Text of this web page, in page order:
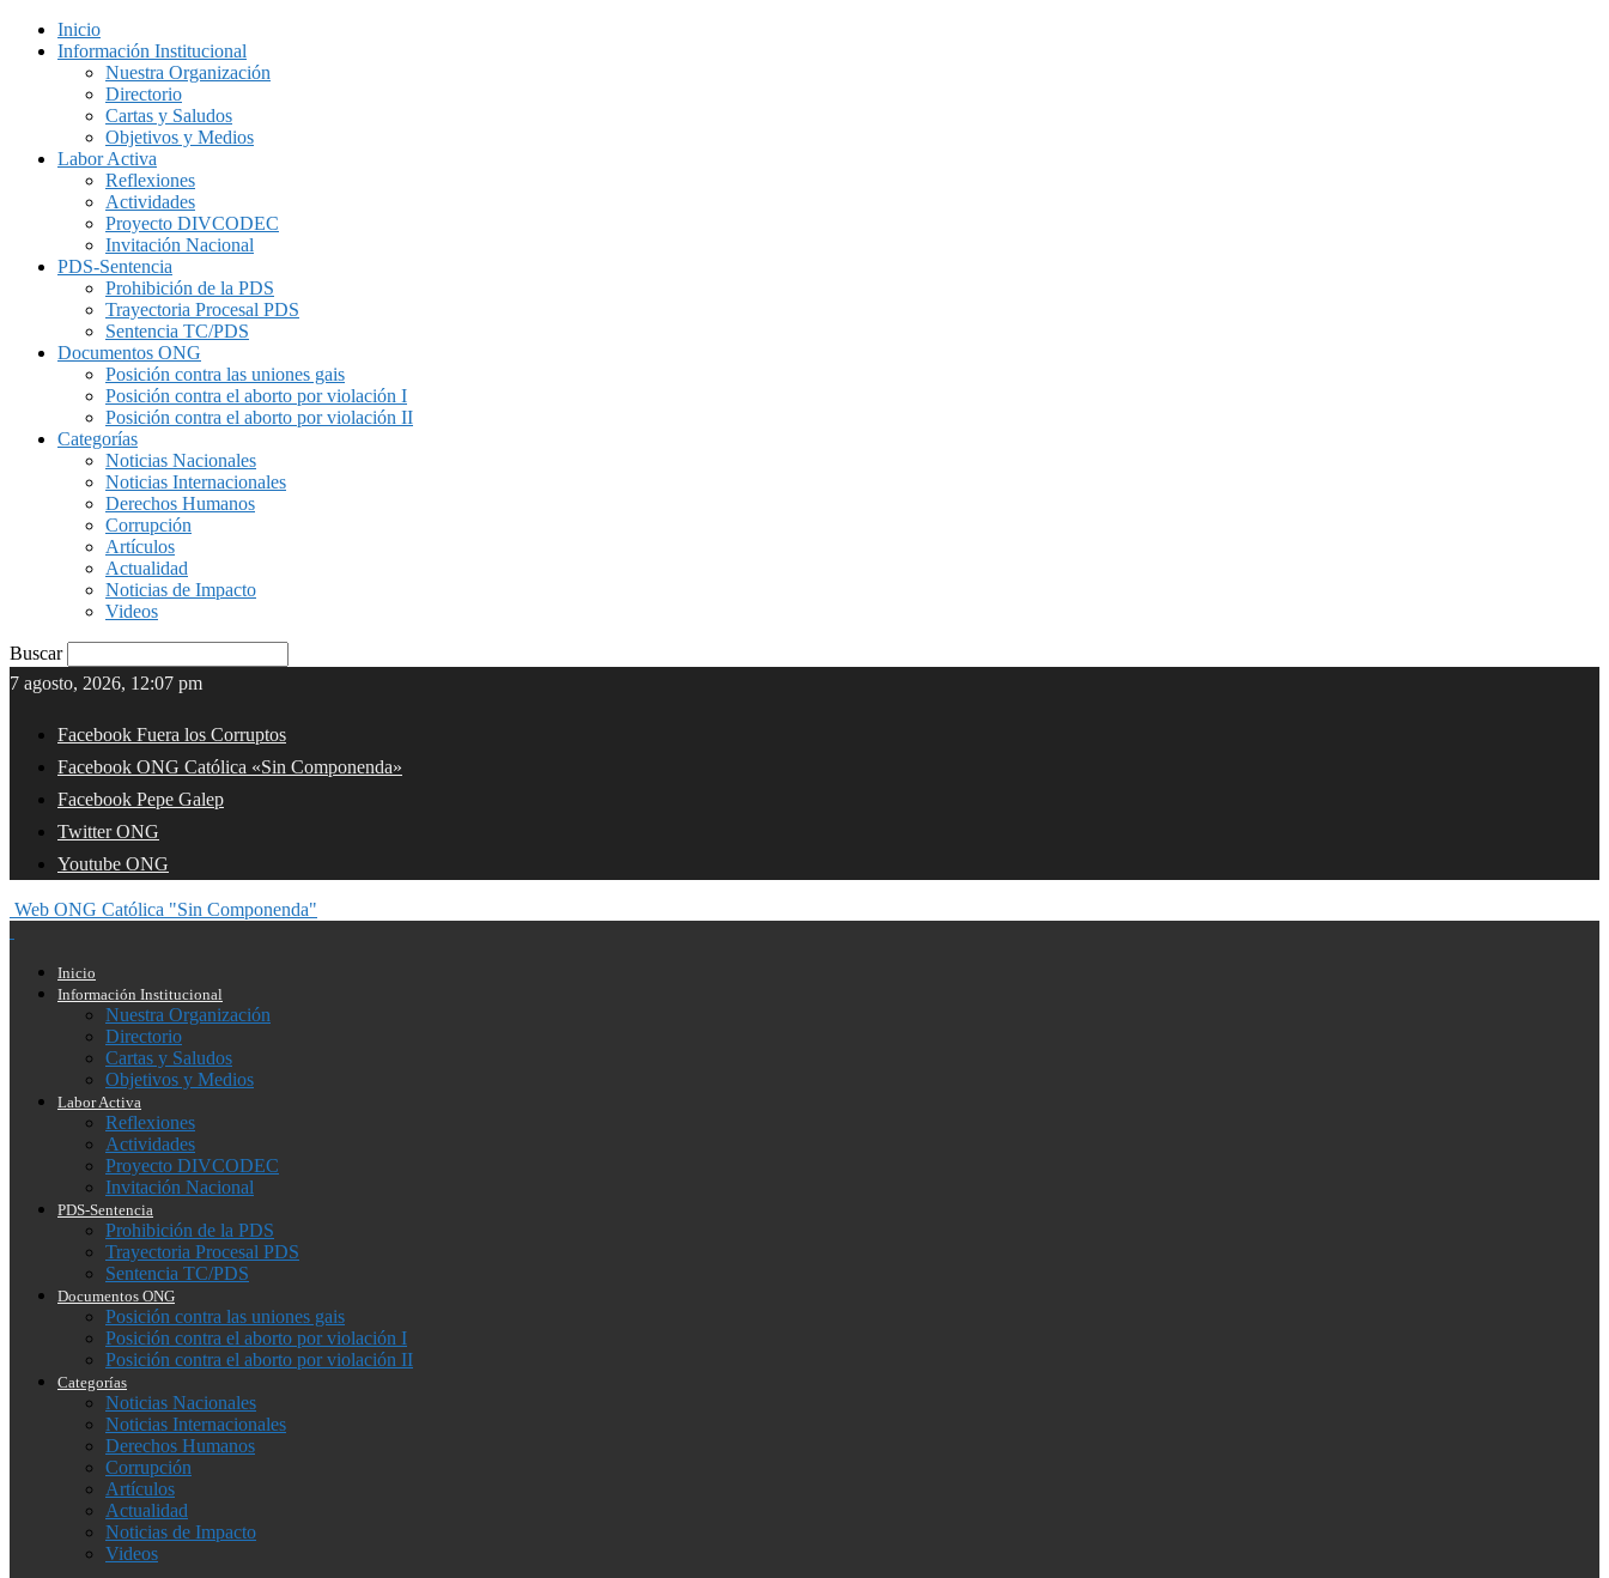
Inicio
Información Institucional
Nuestra Organización
Directorio
Cartas y Saludos
Objetivos y Medios
Labor Activa
Reflexiones
Actividades
Proyecto DIVCODEC
Invitación Nacional
PDS-Sentencia
Prohibición de la PDS
Trayectoria Procesal PDS
Sentencia TC/PDS
Documentos ONG
Posición contra las uniones gais
Posición contra el aborto por violación I
Posición contra el aborto por violación II
Categorías
Noticias Nacionales
Noticias Internacionales
Derechos Humanos
Corrupción
Artículos
Actualidad
Noticias de Impacto
Videos
Buscar
7 agosto, 2026, 12:07 pm
Facebook Fuera los Corruptos
Facebook ONG Católica «Sin Componenda»
Facebook Pepe Galep
Twitter ONG
Youtube ONG
Web ONG Católica "Sin Componenda"
Inicio
Información Institucional
Nuestra Organización
Directorio
Cartas y Saludos
Objetivos y Medios
Labor Activa
Reflexiones
Actividades
Proyecto DIVCODEC
Invitación Nacional
PDS-Sentencia
Prohibición de la PDS
Trayectoria Procesal PDS
Sentencia TC/PDS
Documentos ONG
Posición contra las uniones gais
Posición contra el aborto por violación I
Posición contra el aborto por violación II
Categorías
Noticias Nacionales
Noticias Internacionales
Derechos Humanos
Corrupción
Artículos
Actualidad
Noticias de Impacto
Videos